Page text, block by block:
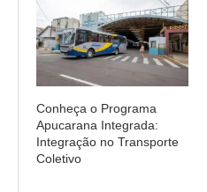
Conheça o Programa
Apucarana Integrada:
Integração no Transporte
Coletivo